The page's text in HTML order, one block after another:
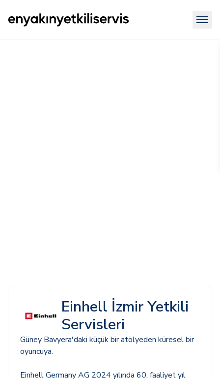
Einhell İzmir Yetkili
Servisleri
Güney Bavyera'daki küçük bir atölyeden küresel bir
oyuncuya.
Einhell Germany AG 2024 yılında 60. faaliyet yıl